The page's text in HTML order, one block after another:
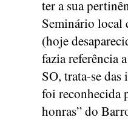
ter a sua
Seminário local
(hoje
fazia referência
SO, trata-se
foi reconhecida
honras” do